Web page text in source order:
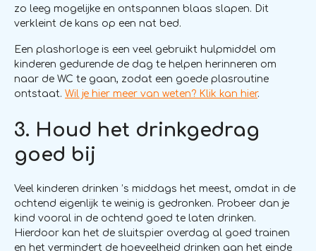
zo leeg mogelijke en ontspannen blaas slapen. Dit
verkleint de kans op een nat bed.
Een plashorloge is een veel gebruikt hulpmiddel om
kinderen gedurende de dag te helpen herinneren om
naar de WC te gaan, zodat een goede plasroutine
ontstaat. Wil je hier meer van weten? Klik kan hier.
3. Houd het drinkgedrag
goed bij
Veel kinderen drinken ’s middags het meest, omdat in de
ochtend eigenlijk te weinig is gedronken. Probeer dan je
kind vooral in de ochtend goed te laten drinken.
Hierdoor kan het de sluitspier overdag al goed trainen
en het vermindert de hoeveelheid drinken aan het einde